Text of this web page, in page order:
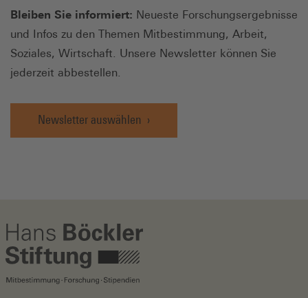
Bleiben Sie informiert: Neueste Forschungsergebnisse
und Infos zu den Themen Mitbestimmung, Arbeit,
Soziales, Wirtschaft. Unsere Newsletter können Sie
jederzeit abbestellen.
Newsletter auswählen